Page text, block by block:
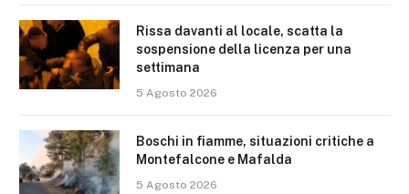
Rissa davanti al locale, scatta la
sospensione della licenza per una
settimana
5 Agosto 2026
Boschi in fiamme, situazioni critiche a
Montefalcone e Mafalda
5 Agosto 2026